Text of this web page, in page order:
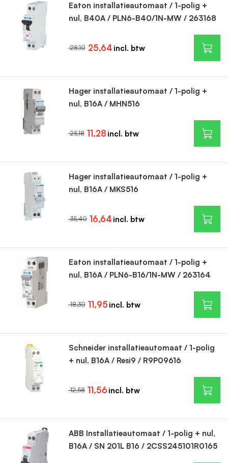
Eaton installatieautomaat / 1-polig +
nul, B40A / PLN6-B40/1N-MW / 263168
25,64
28,10
Hager installatieautomaat / 1-polig +
nul, B16A / MHN516
11,28
25,18
Hager installatieautomaat / 1-polig +
nul, B16A / MKS516
16,64
35,40
Eaton installatieautomaat / 1-polig +
nul, B16A / PLN6-B16/1N-MW / 263164
11,95
18,30
Schneider installatieautomaat / 1-polig
+ nul, B16A / Resi9 / R9P09616
11,56
12,58
ABB Installatieautomaat / 1-polig + nul,
B16A / SN 201L B16 / 2CSS245101R0165